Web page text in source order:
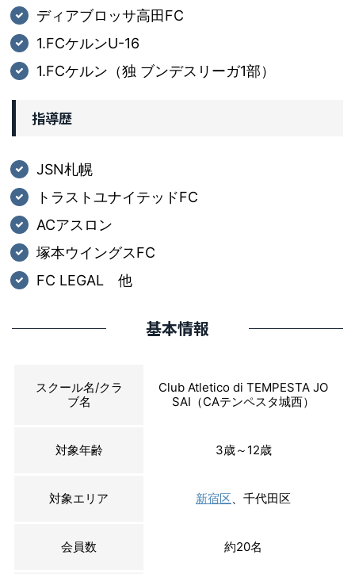
ディアブロッサ高田FC
1.FCケルンU-16
1.FCケルン（独 ブンデスリーガ1部）
指導歴
JSN札幌
トラストユナイテッドFC
ACアスロン
塚本ウイングスFC
FC LEGAL 他
基本情報
スクール名/クラ
ブ名
Club Atletico di TEMPESTA JO
SAI（CAテンペスタ城西）
対象年齢 3歳～12歳
対象エリア 新宿区、千代田区
会員数 約20名